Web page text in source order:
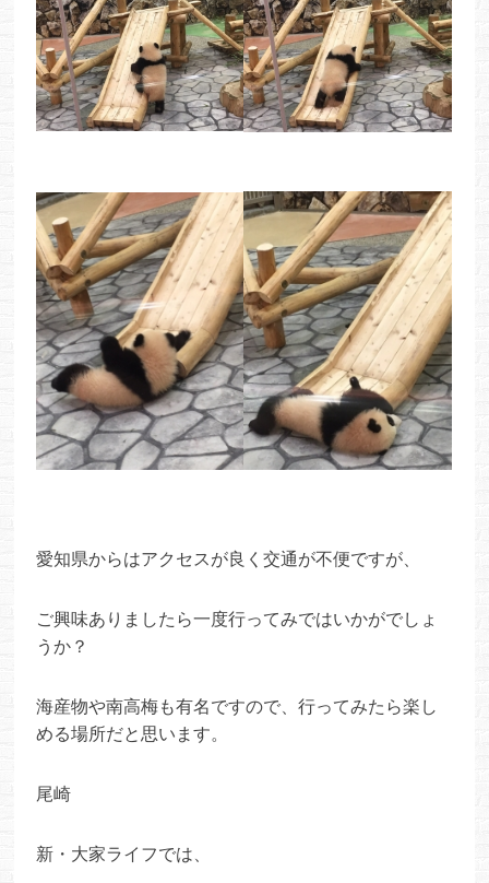
愛知県からはアクセスが良く交通が不便ですが、
ご興味ありましたら一度行ってみではいかがでしょ
うか？
海産物や南高梅も有名ですので、行ってみたら楽し
める場所だと思います。
尾崎
新・大家ライフでは、